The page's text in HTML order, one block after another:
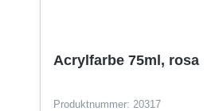
Acrylfarbe 75ml, rosa
Produktnummer: 20317